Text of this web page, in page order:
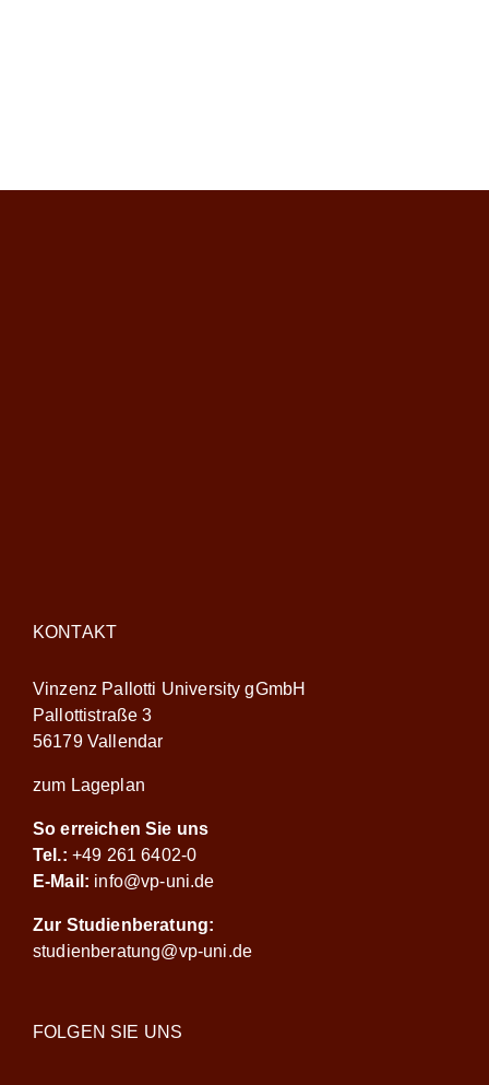
KONTAKT
Vinzenz Pallotti University gGmbH
Pallottistraße 3
56179 Vallendar
zum Lageplan
So erreichen Sie uns
Tel.: +49 261 6402-0
E-Mail: info@vp-uni.de
Zur Studienberatung:
studienberatung@vp-uni.de
FOLGEN SIE UNS